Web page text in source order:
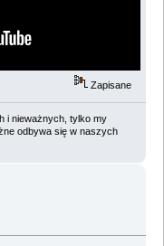
Zapisane
i nieważnych, tylko my
odbywa się w naszych